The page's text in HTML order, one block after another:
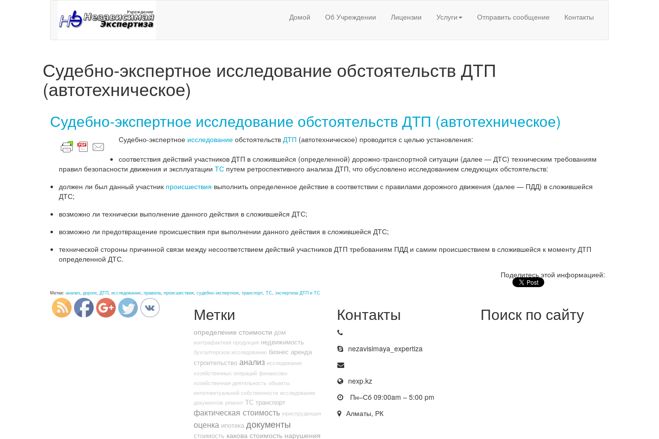
Домой Об Учреждении Лицензии Услуги Отправить сообщение Контакты
Судебно-экспертное исследование обстоятельств ДТП
(автотехническое)
Судебно-экспертное исследование обстоятельств ДТП (автотехническое)
Судебно-экспертное исследование обстоятельств ДТП (автотехническое) проводится с целью установления:
соответствия действий участников ДТП в сложившейся (определенной) дорожно-транспортной ситуации (далее — ДТС) техническим требованиям
правил безопасности движения и эксплуатации ТС путем ретроспективного анализа ДТП, что обусловлено исследованием следующих обстоятельств:
должен ли был данный участник происшествия выполнить определенное действие в соответствии с правилами дорожного движения (далее — ПДД) в сложившейся
ДТС;
возможно ли технически выполнение данного действия в сложившейся ДТС;
возможно ли предотвращение происшествия при выполнении данного действия в сложившейся ДТС;
технической стороны причинной связи между несоответствием действий участников ДТП требованиям ПДД и самим происшествием в сложившейся к моменту ДТП
определенной ДТС.
Поделитесь этой информацией:
Метки: анализ, дороги, ДТП, исследование, правила, происшествия, судебно-экспертное, транспорт, ТС, экспертиза ДТП и ТС
http://nexp.kz/sudebno-
ekspertnoe-
Метки
определение стоимости дом
контрафактная продукция недвижимость
бухгалтерское исследование бизнес аренда
строительство анализ исследование
хозяйственных операций финансово-
хозяйственная деятельность объекты
интеллектуальной собственности исследование
документов ремонт ТС транспорт
фактическая стоимость юриспруденция
оценка ипотека документы
стоимость какова стоимость нарушения
Контакты
nezavisimaya_expertiza
nexp.kz
Пн–Сб 09:00am – 5:00 pm
Алматы, РК
Поиск по сайту